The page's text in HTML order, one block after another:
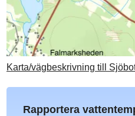
Karta/vägbeskrivning till
Rapportera